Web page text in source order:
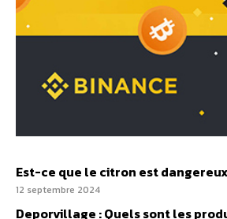
Est-ce que le citron est
12 septembre 2024
Deporvillage : Quels sont les